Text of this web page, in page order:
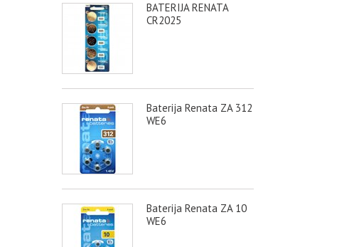
BATERIJA RENATA
CR2025
Baterija Renata ZA 312
WE6
Baterija Renata ZA 10
WE6